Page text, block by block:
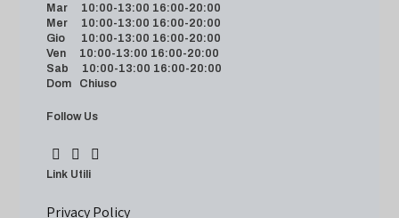
Mar 10:00-13:00 16:00-20:00
Mer 10:00-13:00 16:00-20:00
Gio 10:00-13:00 16:00-20:00
Ven 10:00-13:00 16:00-20:00
Sab 10:00-13:00 16:00-20:00
Dom Chiuso
Follow Us
Link Utili
Privacy Policy